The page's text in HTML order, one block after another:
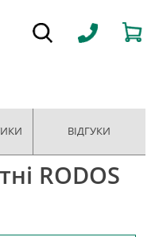
ВІДГУКИ
RODOS